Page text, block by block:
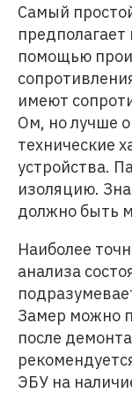
Самый
помощью
имеют
Ом, но лучше
технические
устройства.
изоляцию.
должно быть
Наиболее
анализа
Замер можно
после
ЭБУ на